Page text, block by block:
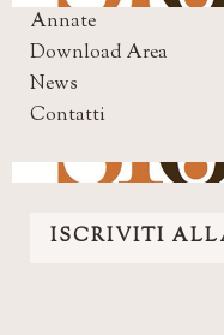
Annate
Download Area
News
Contatti
ISCRIVITI